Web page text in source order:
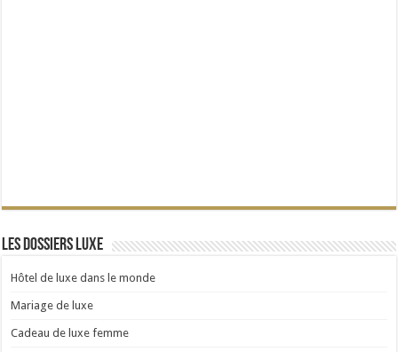
Les dossiers Luxe
Hôtel de luxe dans le monde
Mariage de luxe
Cadeau de luxe femme